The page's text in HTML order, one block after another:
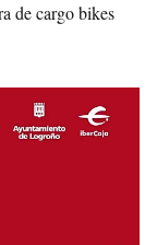
de cargo bikes